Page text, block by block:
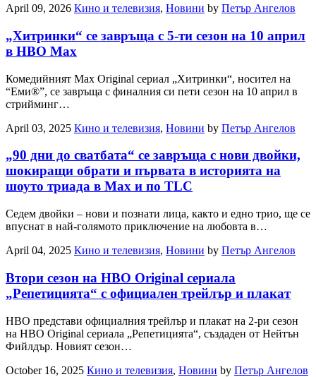
April 09, 2026 Кино и телевизия, Новини by Петър Ангелов
„Хитринки“ се завръща с 5-ти сезон на 10 април
в HBO Max
Комедийният Max Original сериал „Хитринки“, носител на
“Еми®”, се завръща с финалния си пети сезон на 10 април в
стрийминг…
April 03, 2025 Кино и телевизия, Новини by Петър Ангелов
„90 дни до сватбата“ се завръща с нови двойки,
шокиращи обрати и първата в историята на
шоуто триада в Max и по TLC
Седем двойки – нови и познати лица, както и едно трио, ще се
впуснат в най-голямото приключение на любовта в…
April 04, 2025 Кино и телевизия, Новини by Петър Ангелов
Втори сезон на HBO Original сериала
„Репетицията“ с официален трейлър и плакат
HBO представи официалния трейлър и плакат на 2-ри сезон
на HBO Original сериалa „Репетицията“, създаден от Нейтън
Фийлдър. Новият сезон…
October 16, 2025 Кино и телевизия, Новини by Петър Ангелов